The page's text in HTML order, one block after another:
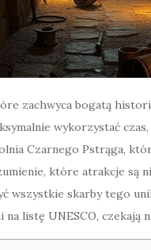
zachwyca bogatą
wykorzystać
Czarnego Pstrąga,
które atrakcje są
wszystkie skarby tego
listę UNESCO, czekają